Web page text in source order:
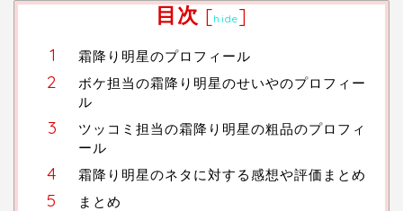
目次 [hide]
霜降り明星のプロフィール
ボケ担当の霜降り明星のせいやのプロフィー
ル
ツッコミ担当の霜降り明星の粗品のプロフィ
ール
霜降り明星のネタに対する感想や評価まとめ
まとめ